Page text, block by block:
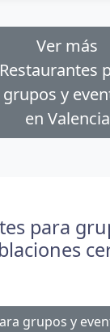
Ver más
Restaurantes
grupos y
en Valencia
para
grupos y